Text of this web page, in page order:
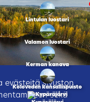
evästeitä sivuston
sekä
Lintulan luostari
Valamon luostari
Kerman kanava
Koloveden kansallispuisto